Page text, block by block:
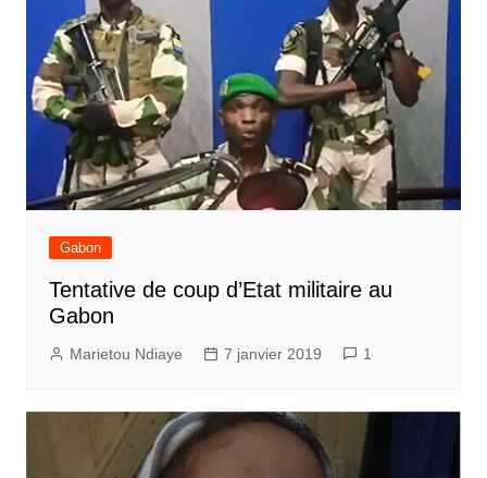
Gabon
Tentative de coup d’Etat militaire au
Gabon
Marietou Ndiaye 7 janvier 2019 1